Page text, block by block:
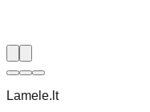
Lamele.lt